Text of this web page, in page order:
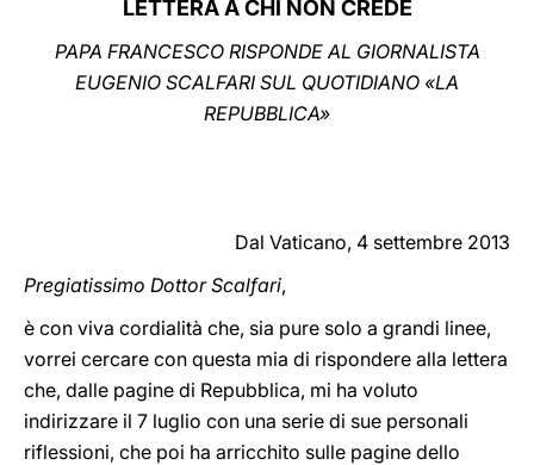
LETTERA A CHI NON CREDE
PAPA FRANCESCO RISPONDE AL GIORNALISTA
EUGENIO SCALFARI SUL QUOTIDIANO «LA
REPUBBLICA»
Dal Vaticano, 4 settembre 2013
Pregiatissimo Dottor Scalfari,
è con viva cordialità che, sia pure solo a grandi linee,
vorrei cercare con questa mia di rispondere alla lettera
che, dalle pagine di Repubblica, mi ha voluto
indirizzare il 7 luglio con una serie di sue personali
riflessioni, che poi ha arricchito sulle pagine dello